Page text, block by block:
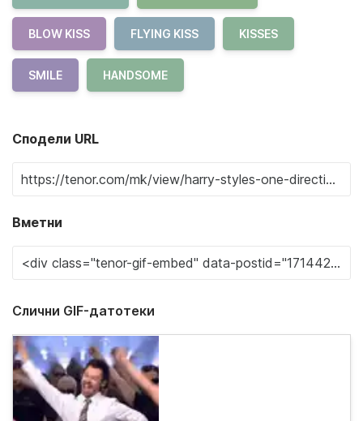
BLOW KISS FLYING KISS KISSES
SMILE HANDSOME
Сподели URL
Вметни
Слични GIF-датотеки